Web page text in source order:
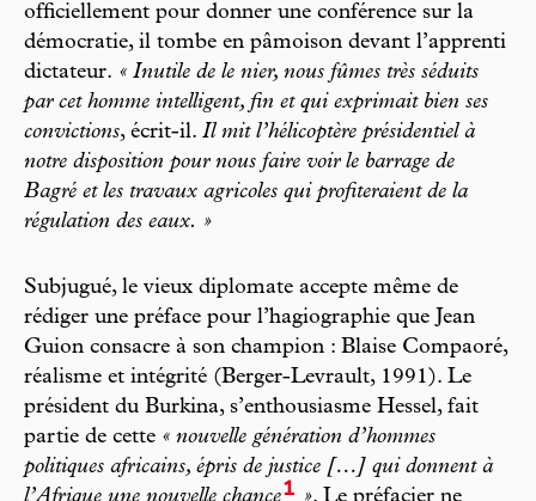
officiellement pour donner une conférence sur la
démocratie, il tombe en pâmoison devant l’apprenti
dictateur. « Inutile de le nier, nous fûmes très séduits
par cet homme intelligent, fin et qui exprimait bien ses
convictions, écrit-il. Il mit l’hélicoptère présidentiel à
notre disposition pour nous faire voir le barrage de
Bagré et les travaux agricoles qui profiteraient de la
régulation des eaux. »
Subjugué, le vieux diplomate accepte même de
rédiger une préface pour l’hagiographie que Jean
Guion consacre à son champion : Blaise Compaoré,
réalisme et intégrité (Berger-Levrault, 1991). Le
président du Burkina, s’enthousiasme Hessel, fait
partie de cette « nouvelle génération d’hommes
politiques africains, épris de justice […] qui donnent à
1